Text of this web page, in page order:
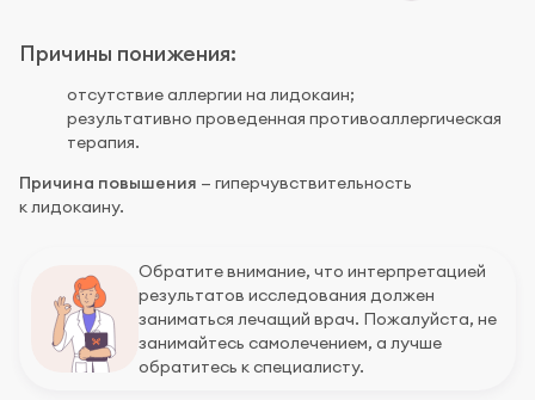
Причины понижения:
отсутствие аллергии на лидокаин;
результативно проведенная противоаллергическая
терапия.
Причина повышения — гиперчувствительность
к лидокаину.
Обратите внимание, что интерпретацией
результатов исследования должен
заниматься лечащий врач. Пожалуйста, не
занимайтесь самолечением, а лучше
обратитесь к специалисту.